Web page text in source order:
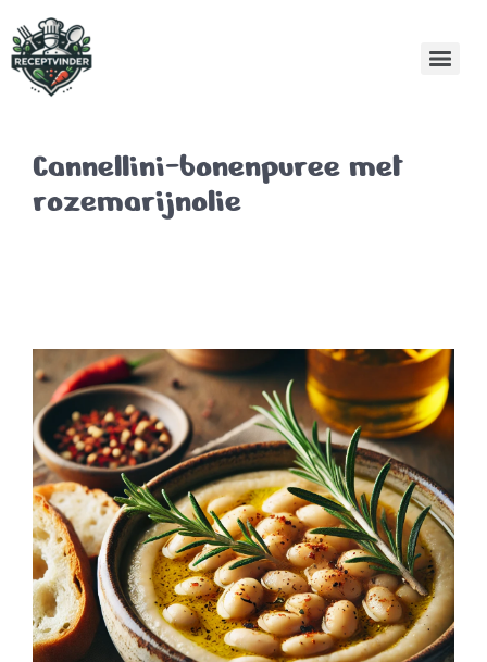
Cannellini-bonenpuree met
rozemarijnolie